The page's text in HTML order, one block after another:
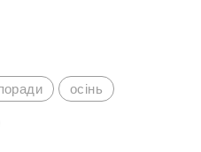
осінь